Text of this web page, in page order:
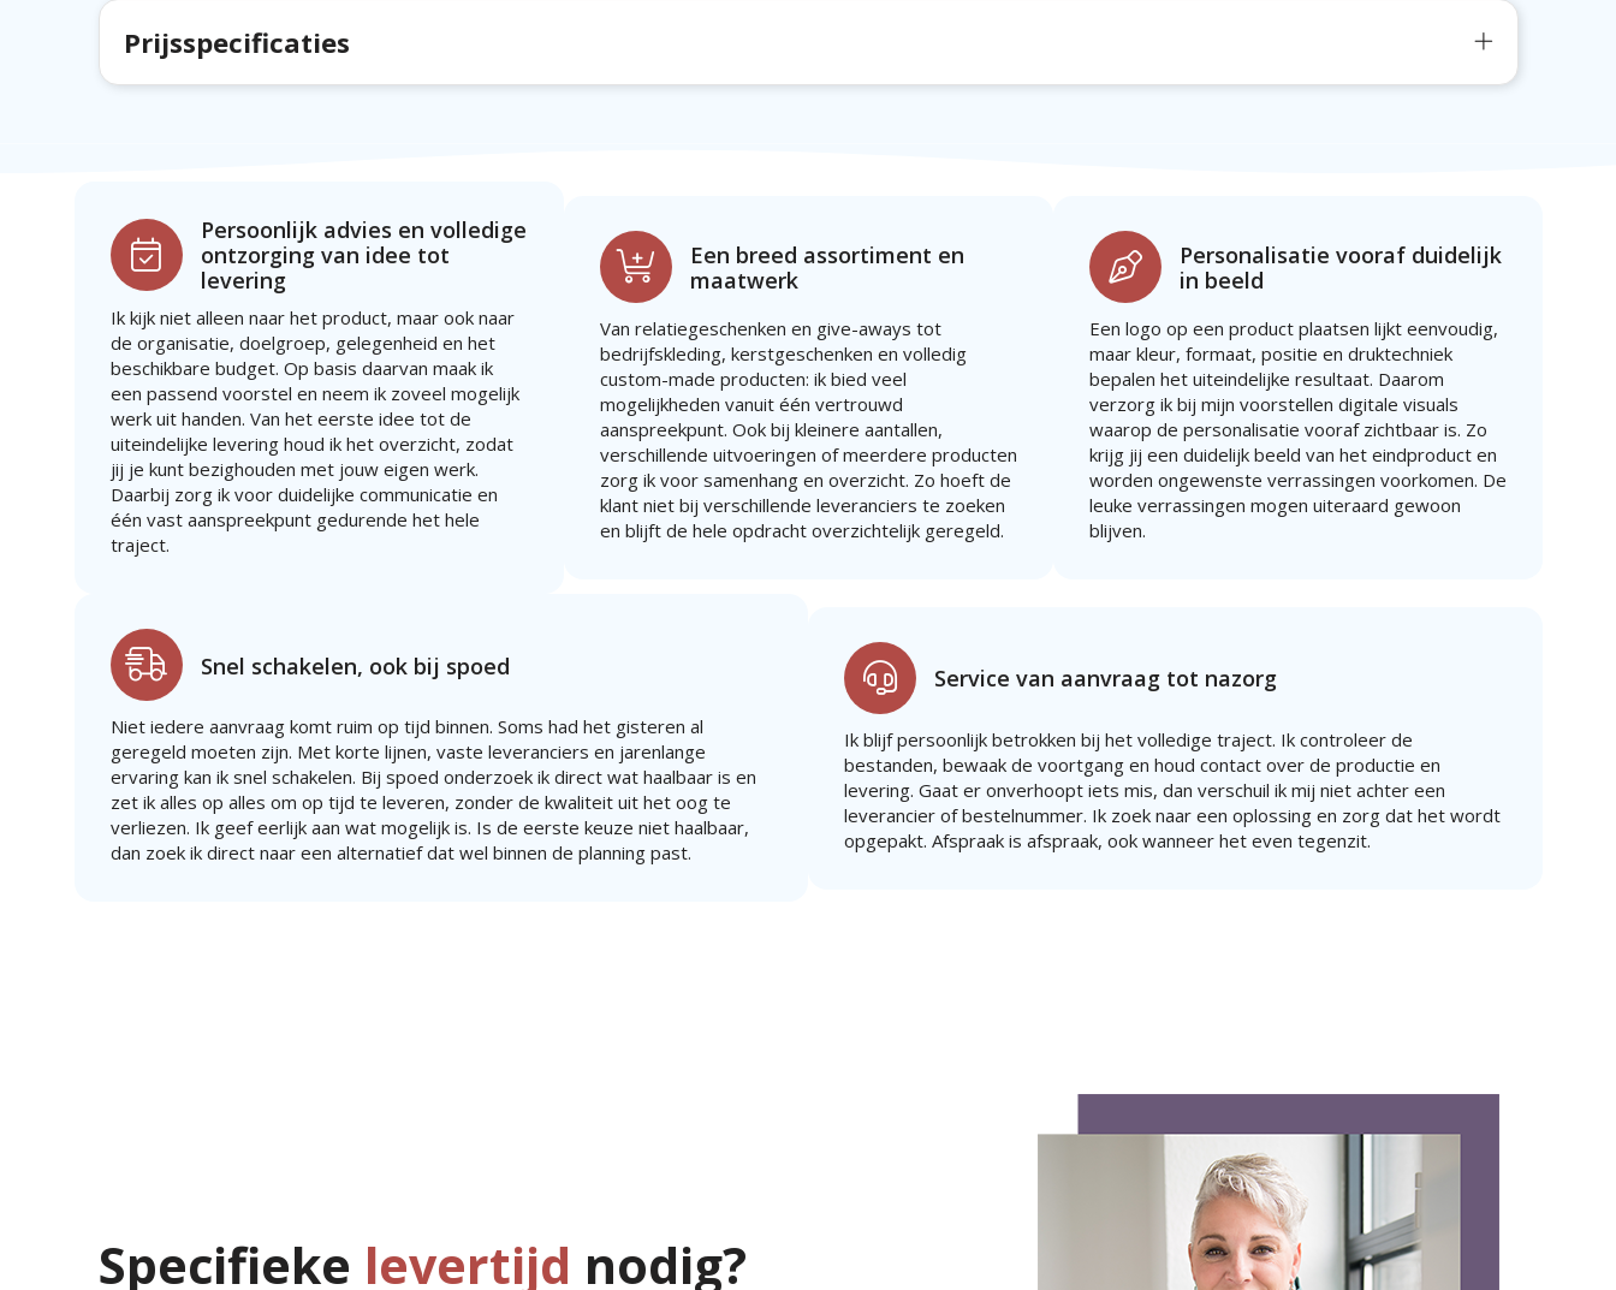
Prijsspecificaties
Persoonlijk advies en volledige
ontzorging van idee tot
levering
Ik kijk niet alleen naar het product, maar ook naar
de organisatie, doelgroep, gelegenheid en het
beschikbare budget. Op basis daarvan maak ik
een passend voorstel en neem ik zoveel mogelijk
werk uit handen. Van het eerste idee tot de
uiteindelijke levering houd ik het overzicht, zodat
jij je kunt bezighouden met jouw eigen werk.
Daarbij zorg ik voor duidelijke communicatie en
één vast aanspreekpunt gedurende het hele
traject.
Een breed assortiment en
maatwerk
Van relatiegeschenken en give-aways tot
bedrijfskleding, kerstgeschenken en volledig
custom-made producten: ik bied veel
mogelijkheden vanuit één vertrouwd
aanspreekpunt. Ook bij kleinere aantallen,
verschillende uitvoeringen of meerdere producten
zorg ik voor samenhang en overzicht. Zo hoeft de
klant niet bij verschillende leveranciers te zoeken
en blijft de hele opdracht overzichtelijk geregeld.
Personalisatie vooraf duidelijk
in beeld
Een logo op een product plaatsen lijkt eenvoudig,
maar kleur, formaat, positie en druktechniek
bepalen het uiteindelijke resultaat. Daarom
verzorg ik bij mijn voorstellen digitale visuals
waarop de personalisatie vooraf zichtbaar is. Zo
krijg jij een duidelijk beeld van het eindproduct en
worden ongewenste verrassingen voorkomen. De
leuke verrassingen mogen uiteraard gewoon
blijven.
Snel schakelen, ook bij spoed
Niet iedere aanvraag komt ruim op tijd binnen. Soms had het gisteren al
geregeld moeten zijn. Met korte lijnen, vaste leveranciers en jarenlange
ervaring kan ik snel schakelen. Bij spoed onderzoek ik direct wat haalbaar is en
zet ik alles op alles om op tijd te leveren, zonder de kwaliteit uit het oog te
verliezen. Ik geef eerlijk aan wat mogelijk is. Is de eerste keuze niet haalbaar,
dan zoek ik direct naar een alternatief dat wel binnen de planning past.
Service van aanvraag tot nazorg
Ik blijf persoonlijk betrokken bij het volledige traject. Ik controleer de
bestanden, bewaak de voortgang en houd contact over de productie en
levering. Gaat er onverhoopt iets mis, dan verschuil ik mij niet achter een
leverancier of bestelnummer. Ik zoek naar een oplossing en zorg dat het wordt
opgepakt. Afspraak is afspraak, ook wanneer het even tegenzit.
Specifieke levertijd nodig?